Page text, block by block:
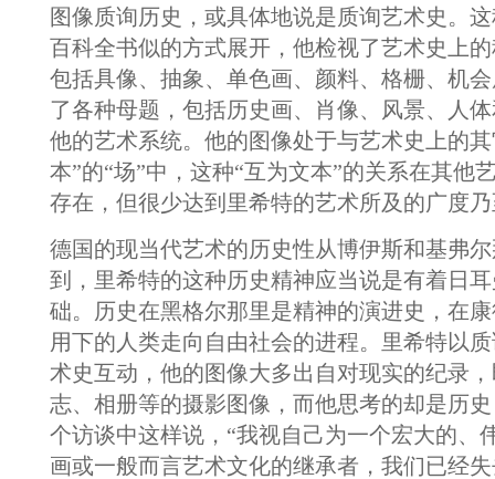
图像质询历史，或具体地说是质询艺术史。
百科全书似的方式展开，他检视了艺术史上
包括具像、抽象、单色画、颜料、格栅、机
了各种母题，包括历史画、肖像、风景、人
他的艺术系统。他的图像处于与艺术史上的
本”的“场”中，这种“互为文本”的关系在其他
存在，但很少达到里希特的艺术所及的广度
德国的现当代艺术的历史性从博伊斯和基弗
到，里希特的这种历史精神应当说是有着日
础。历史在黑格尔那里是精神的演进史，在
用下的人类走向自由社会的进程。里希特以
术史互动，他的图像大多出自对现实的纪录
志、相册等的摄影图像，而他思考的却是历
个访谈中这样说，“我视自己为一个宏大的、
画或一般而言艺术文化的继承者，我们已经